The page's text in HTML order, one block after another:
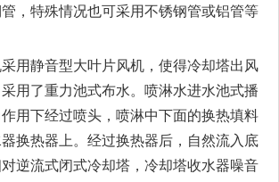
，特殊情况也可采用不锈钢管或铝管等
用静音型大叶片风机，使得冷却塔出风
用了重力池式布水。喷淋水进水池式播
用下经过喷头，喷淋中下面的换热填料
换热器上。经过换热器后，自然流入底
逆流式闭式冷却塔，冷却塔收水器噪音